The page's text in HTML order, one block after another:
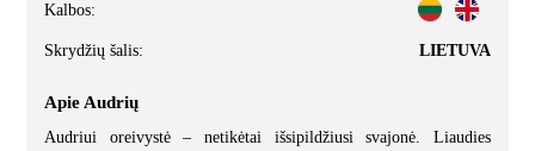
Kalbos:
Skrydžių šalis: LIETUVA
Apie Audrių
Audriui oreivystė – netikėtai išsipildžiusi svajonė. Liaudies